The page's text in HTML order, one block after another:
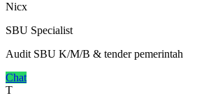
Nicx
SBU Specialist
Audit SBU K/M/B & tender pemerintah
Chat
T